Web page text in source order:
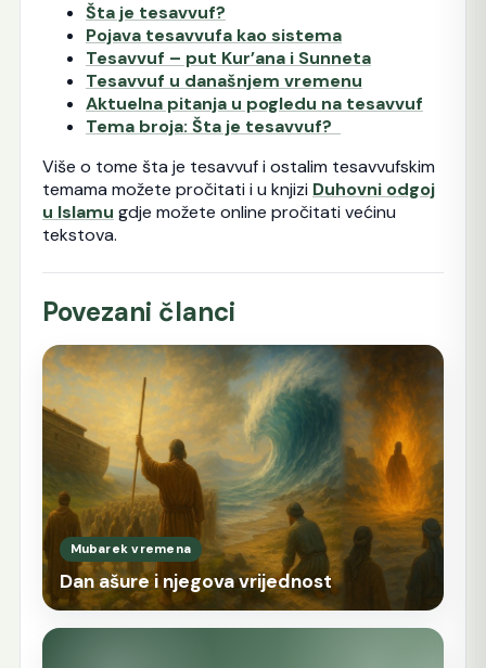
Šta je tesavvuf?
Pojava tesavvufa kao sistema
Tesavvuf – put Kur’ana i Sunneta
Tesavvuf u današnjem vremenu
Aktuelna pitanja u pogledu na tesavvuf
Tema broja: Šta je tesavvuf?
Više o tome šta je tesavvuf i ostalim tesavvufskim
temama možete pročitati i u knjizi Duhovni odgoj
u Islamu gdje možete online pročitati većinu
tekstova.
Povezani članci
Mubarek vremena
Dan ašure i njegova vrijednost